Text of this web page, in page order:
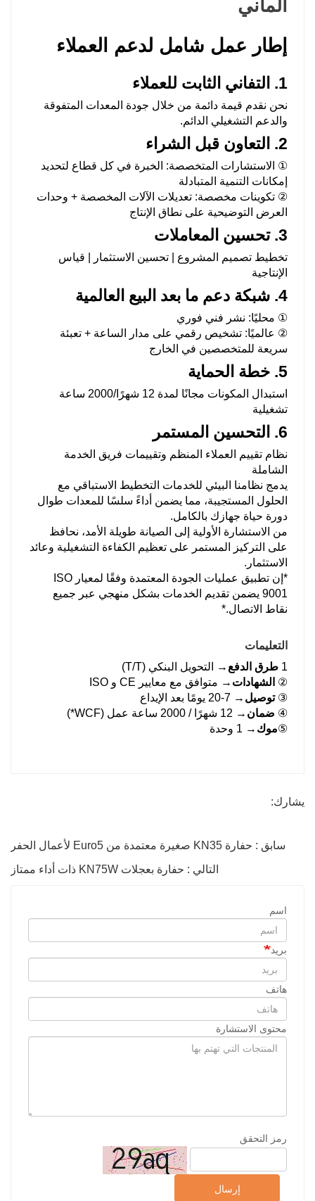
إطار عمل شامل لدعم العملاء
1. التفاني الثابت للعملاء
نحن نقدم قيمة دائمة من خلال جودة المعدات المتفوقة
والدعم التشغيلي الدائم.
2. التعاون قبل الشراء
① الاستشارات المتخصصة: الخبرة في كل قطاع لتحديد
إمكانات التنمية المتبادلة
② تكوينات مخصصة: تعديلات الآلات المخصصة + وحدات
العرض التوضيحية على نطاق الإنتاج
3. تحسين المعاملات
تخطيط تصميم المشروع | تحسين الاستثمار | قياس
الإنتاجية
4. شبكة دعم ما بعد البيع العالمية
① محليًا: نشر فني فوري
② عالميًا: تشخيص رقمي على مدار الساعة + تعبئة
سريعة للمتخصصين في الخارج
5. خطة الحماية
استبدال المكونات مجانًا لمدة 12 شهرًا/2000 ساعة
تشغيلية
6. التحسين المستمر
نظام تقييم العملاء المنظم وتقييمات فريق الخدمة
الشاملة
يدمج نظامنا البيئي للخدمات التخطيط الاستباقي مع
الحلول المستجيبة، مما يضمن أداءً سلسًا للمعدات طوال
دورة حياة جهازك بالكامل.
من الاستشارة الأولية إلى الصيانة طويلة الأمد، نحافظ
على التركيز المستمر على تعظيم الكفاءة التشغيلية وعائد
الاستثمار.
*إن تطبيق عمليات الجودة المعتمدة وفقًا لمعيار ISO
9001 يضمن تقديم الخدمات بشكل منهجي عبر جميع
نقاط الاتصال.*
التعليمات
1 طرق الدفع → التحويل البنكي (T/T)
② الشهادات → متوافق مع معايير CE و ISO
③توصيل → 7-20 يومًا بعد الإيداع
④ ضمان → 12 شهرًا / 2000 ساعة عمل (WCF*)
⑤موك → 1 وحدة
يشارك:
سابق : حفارة KN35 صغيرة معتمدة من Euro5 لأعمال الحفر
التالي : حفارة بعجلات KN75W ذات أداء ممتاز
اسم
بريد
هاتف
محتوى الاستشارة
رمز التحقق
إرسال